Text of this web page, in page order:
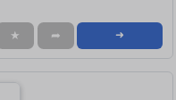
★ ➦ ➜